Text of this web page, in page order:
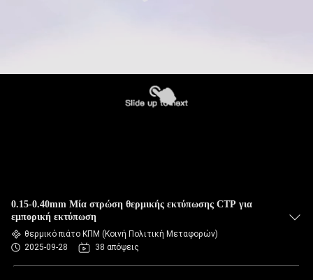
0.15-0.40mm Μία στρώση θερμικής εκτύπωσης CTP για
εμπορική εκτύπωση
θερμικό πιάτο ΚΠΜ (Κοινή Πολιτική Μεταφορών)
2025-09-28
38 απόψεις